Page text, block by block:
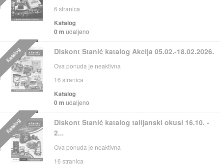
6 stranica
Katalog
0 m udaljeno
Diskont Stanić katalog Akcija 05.02.-18.02.2026.
Ova ponuda je neaktivna
16 stranica
Katalog
0 m udaljeno
Katalog
Diskont Stanić katalog talijanski okusi 16.10. -
2...
Ova ponuda je neaktivna
16 stranica
Katalog